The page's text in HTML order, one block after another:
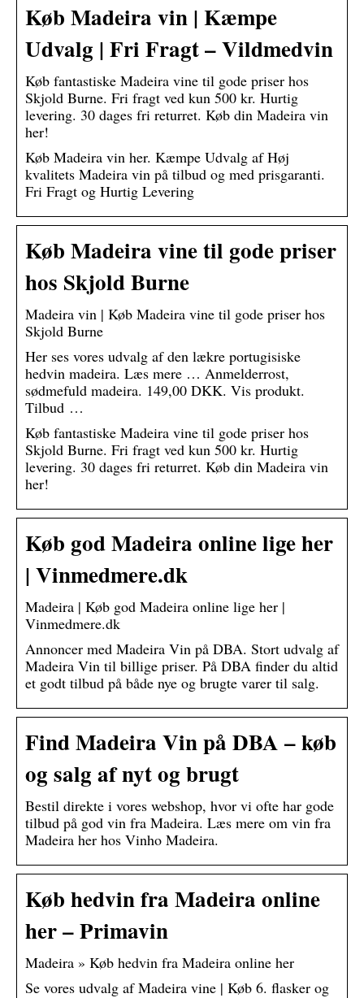
Køb Madeira vin | Kæmpe
Udvalg | Fri Fragt – Vildmedvin
Køb fantastiske Madeira vine til gode priser hos
Skjold Burne. Fri fragt ved kun 500 kr. Hurtig
levering. 30 dages fri returret. Køb din Madeira vin
her!
Køb Madeira vin her. Kæmpe Udvalg af Høj
kvalitets Madeira vin på tilbud og med prisgaranti.
Fri Fragt og Hurtig Levering
Køb Madeira vine til gode priser
hos Skjold Burne
Madeira vin | Køb Madeira vine til gode priser hos
Skjold Burne
Her ses vores udvalg af den lækre portugisiske
hedvin madeira. Læs mere … Anmelderrost,
sødmefuld madeira. 149,00 DKK. Vis produkt.
Tilbud …
Køb fantastiske Madeira vine til gode priser hos
Skjold Burne. Fri fragt ved kun 500 kr. Hurtig
levering. 30 dages fri returret. Køb din Madeira vin
her!
Køb god Madeira online lige her
| Vinmedmere.dk
Madeira | Køb god Madeira online lige her |
Vinmedmere.dk
Annoncer med Madeira Vin på DBA. Stort udvalg af
Madeira Vin til billige priser. På DBA finder du altid
et godt tilbud på både nye og brugte varer til salg.
Find Madeira Vin på DBA – køb
og salg af nyt og brugt
Bestil direkte i vores webshop, hvor vi ofte har gode
tilbud på god vin fra Madeira. Læs mere om vin fra
Madeira her hos Vinho Madeira.
Køb hedvin fra Madeira online
her – Primavin
Madeira » Køb hedvin fra Madeira online her
Se vores udvalg af Madeira vine | Køb 6. flasker og